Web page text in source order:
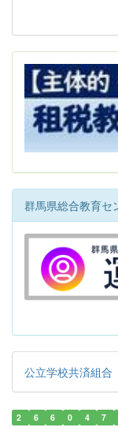
群馬県総合教育セ
公立学校共済組合
2 6 6 0 4 7